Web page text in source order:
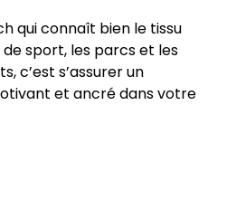
qui connaît bien le tissu
sport, les parcs et les
c’est s’assurer un
et ancré dans votre